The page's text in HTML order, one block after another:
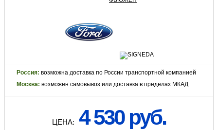
Россия: возможна доставка по России транспортной компанией
Москва: возможен самовывоз или доставка в пределах МКАД
ЦЕНА: 4 530 руб.